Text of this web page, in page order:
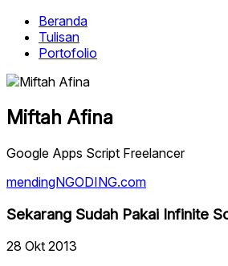
Beranda
Tulisan
Portofolio
Miftah Afina
Google Apps Script Freelancer
mendingNGODING.com
Sekarang Sudah Pakai Infinite
28 Okt 2013